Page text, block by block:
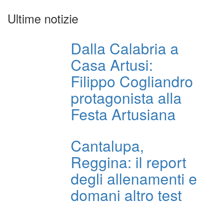
Ultime notizie
Dalla Calabria a
Casa Artusi:
Filippo Cogliandro
protagonista alla
Festa Artusiana
Cantalupa,
Reggina: il report
degli allenamenti e
domani altro test